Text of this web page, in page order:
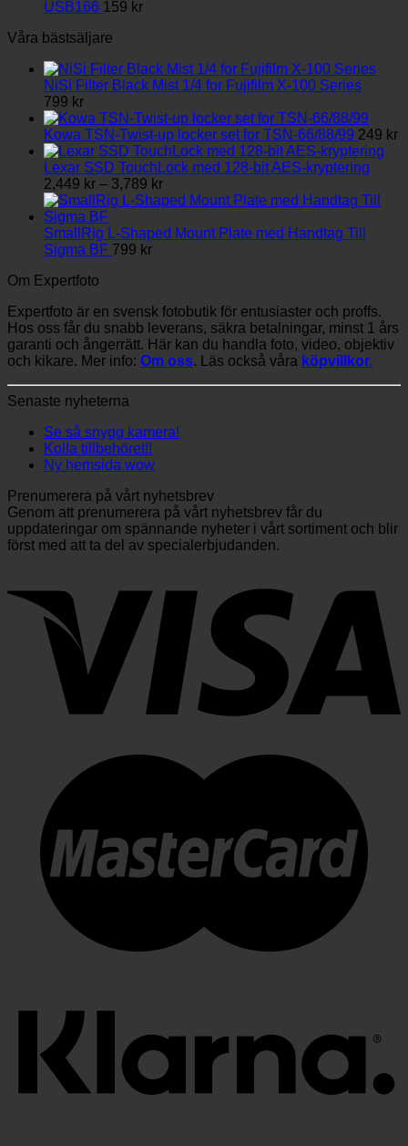
USB166 159 kr
Våra bästsäljare
NiSi Filter Black Mist 1/4 for Fujifilm X-100 Series
799 kr
Kowa TSN-Twist-up locker set for TSN-66/88/99 249 kr
Lexar SSD TouchLock med 128-bit AES-kryptering
2,449 kr – 3,789 krPrisintervall:
2,449 kr
3,789 kr
SmallRig L-Shaped Mount Plate med Handtag Till
Sigma BF 799 kr
Om Expertfoto
Expertfoto är en svensk fotobutik för entusiaster och proffs.
Hos oss får du snabb leverans, säkra betalningar, minst 1 års
garanti och ångerrätt. Här kan du handla foto, video, objektiv
och kikare. Mer info: Om oss. Läs också våra köpvillkor.
Senaste nyheterna
Se så snygg kamera!
Kolla tillbehöret!!
Ny hemsida wow
Prenumerera på vårt nyhetsbrev
Genom att prenumerera på vårt nyhetsbrev får du
uppdateringar om spännande nyheter i vårt sortiment och blir
först med att ta del av specialerbjudanden.